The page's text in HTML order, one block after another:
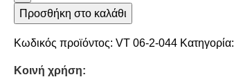
Προσθήκη στο καλάθι
Κωδικός προϊόντος:VT 06-2-044 Κατηγορία:
Κοινή χρήση: